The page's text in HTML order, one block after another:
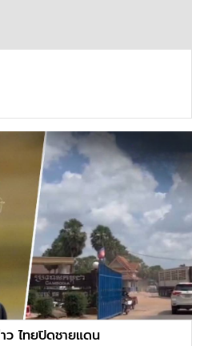
ว ไทยปิดชายแดน